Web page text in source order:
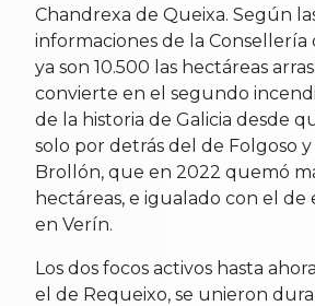
Chandrexa de Queixa. Según
informaciones de la Consellería
ya son 10.500 las hectáreas
convierte en el segundo
de la historia de Galicia desde
solo por detrás del de Folgoso
Brollón, que en 2022 quemó
hectáreas, e igualado con el de
en Verín.
Los dos focos activos hasta
el de Requeixo, se unieron